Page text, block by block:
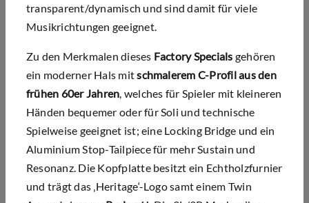
transparent/dynamisch und sind damit für viele
Musikrichtungen geeignet.
Zu den Merkmalen dieses Factory Specials gehören
ein moderner Hals mitschmalerem C-Profil aus den
frühen 60er Jahren, welches für Spieler mit kleineren
Händen bequemer oder für Soli und technische
Spielweise geeignet ist; eine Locking Bridge und ein
Aluminium Stop-Tailpiece für mehr Sustain und
Resonanz. Die Kopfplatte besitzt ein Echtholzfurnier
und trägt das ‚Heritage‘-Logo samt einem Twin